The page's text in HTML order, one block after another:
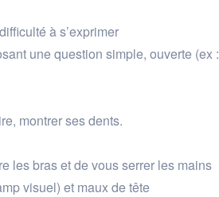
à s’exprimer
une question simple, ouverte
montrer ses dents.
les bras et de vous serrer les mains
visuel) et maux de tête